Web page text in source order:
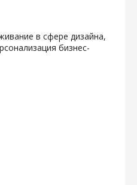
в сфере дизайна,
бизнес-